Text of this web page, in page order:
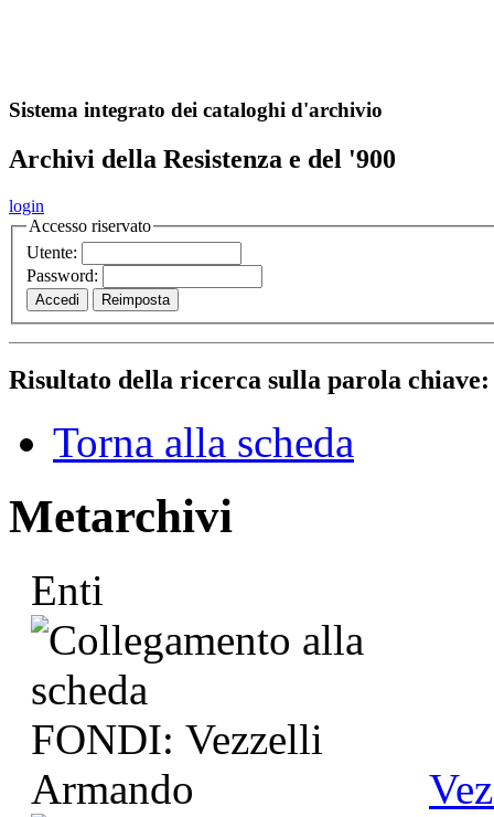
Sistema integrato dei cataloghi d'archivio
Archivi della Resistenza e del '900
login
Accesso riservato
Utente:
Password:
Risultato della ricerca sulla parola
Torna alla scheda
Metarchivi
Enti